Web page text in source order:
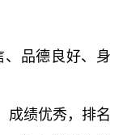
品德良好、身
成绩优秀，排名